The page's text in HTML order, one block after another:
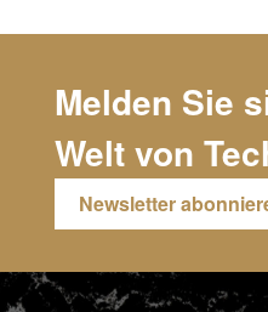
Melden Sie
Welt von
Newsletter